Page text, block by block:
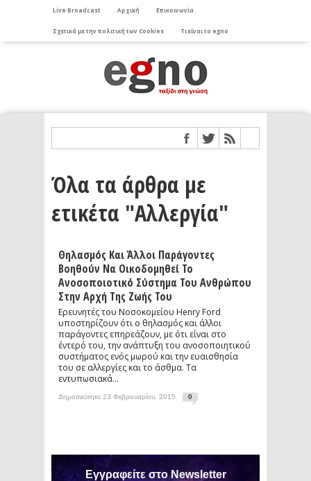
Live Broadcast Αρχική Επικοινωνία
Σχετικά με την πολιτική των Cookies Τι είναι το egno
Όλα τα άρθρα με
ετικέτα "Αλλεργία"
Θηλασμός Και Άλλοι Παράγοντες
Βοηθούν Να Οικοδομηθεί Το
Ανοσοποιοτικό Σύστημα Του Ανθρώπου
Στην Αρχή Της Ζωής Του
Ερευνητές του Νοσοκομείου Henry Ford
υποστηρίζουν ότι ο θηλασμός και άλλοι
παράγοντες επηρεάζουν, με ότι είναι στο
έντερό του, την ανάπτυξη του ανοσοποιητικού
συστήματος ενός μωρού και την ευαισθησία
του σε αλλεργίες και το άσθμα. Τα
εντυπωσιακά...
Δημοσιεύτηκε 23 Φεβρουαρίου, 2015 0
Εγγραφείτε στο Newsletter